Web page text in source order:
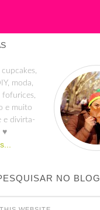
moda,
fofurices,
e muito
e divirta-
♥
NO BLOG